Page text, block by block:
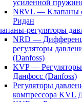
усиленной
NRVL — Клапаны
Ридан
регуляторы
NRD —
регуляторы
(Danfoss)
KVP —
Данфосс (Danfoss)
Регуляторы
компрессора KVL